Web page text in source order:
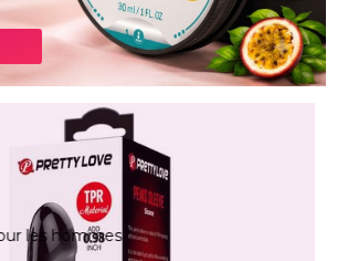
les hommes
SHOP NOW
produits pour sortir de la routine